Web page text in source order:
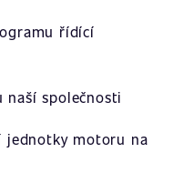
řídící
naší společnosti
jednotky motoru na